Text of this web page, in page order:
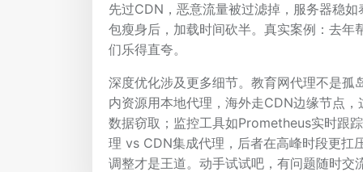
先过CDN，恶意流量被过滤掉，服务器稳
包瘦身后，加载时间砍半。真实案例：去
们乐得直夸。
深度优化涉及更多细节。教育网代理不是
内资源用本地代理，海外走CDN边缘节点
数据窃取；监控工具如Prometheus实时跟
理 vs CDN集成代理，后者在高峰时段更扛
调整才是王道。动手试试吧，有问题随时